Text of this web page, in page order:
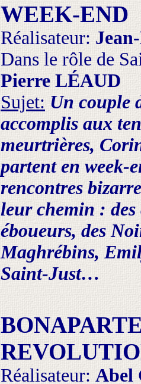
WEEK-END
Réalisateur:
Dans le rôle de
Pierre LÉAUD
Sujet: Un couple
accomplis aux
meurtrières,
partent en week-
rencontres
leur chemin : des
éboueurs, des
Maghrébins,
Saint-Just…
Réalisateur: Abel